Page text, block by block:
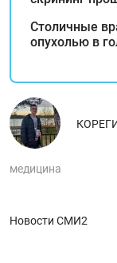
Столичные
опухолью в
медицина
Новости СМИ2